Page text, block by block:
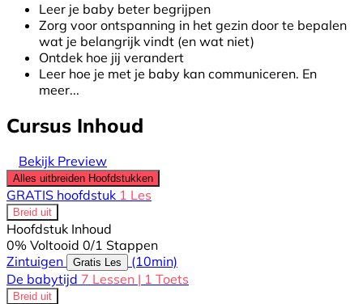
Leer je baby beter begrijpen
Zorg voor ontspanning in het gezin door te bepalen
wat je belangrijk vindt (en wat niet)
Ontdek hoe jij verandert
Leer hoe je met je baby kan communiceren. En
meer...
Cursus Inhoud
Bekijk Preview
Alles uitbreiden Hoofdstukken
GRATIS hoofdstuk 1 Les
Breid uit
Hoofdstuk Inhoud
0% Voltooid 0/1 Stappen
Zintuigen
Gratis Les
(10min)
De babytijd 7 Lessen | 1 Toets
Breid uit